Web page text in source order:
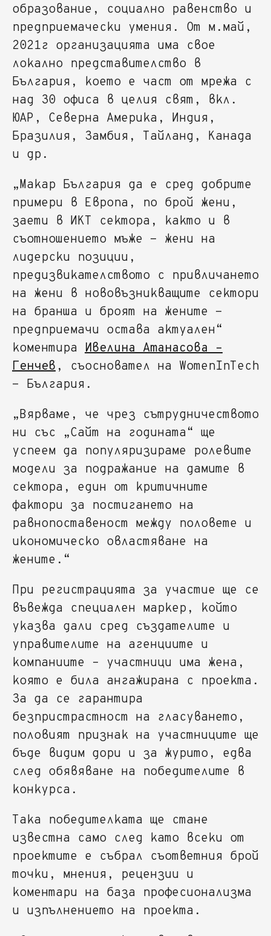
образование, социално равенство и
предприемачески умения. От м.май,
2021г организацията има свое
локално представителство в
България, което е част от мрежа с
над 30 офиса в целия свят, вкл.
ЮАР, Северна Америка, Индия,
Бразилия, Замбия, Тайланд, Канада
и др.
„Макар България да е сред добрите
примери в Европа, по брой жени,
заети в ИКТ сектора, както и в
съотношението мъже - жени на
лидерски позиции,
предизвикателството с привличането
на жени в нововъзникващите сектори
на бранша и броят на жените -
предприемачи остава актуален“
коментира Ивелина Атанасова –
Генчев, съосновател на WomenInTech
- България.
„Вярваме, че чрез сътрудничеството
ни със „Сайт на годината“ ще
успеем да популяризираме ролевите
модели за подражание на дамите в
сектора, един от критичните
фактори за постигането на
равнопоставеност между половете и
икономическо овластяване на
жените.“
При регистрацията за участие ще се
въвежда специален маркер, който
указва дали сред създателите и
управителите на агенциите и
компаниите – участници има жена,
която е била ангажирана с проекта.
За да се гарантира
безпристрастност на гласуването,
половият признак на участниците ще
бъде видим дори и за журито, едва
след обявяване на победителите в
конкурса.
Така победителката ще стане
известна само след като всеки от
проектите е събрал съответния брой
точки, мнения, рецензии и
коментари на база професионализма
и изпълнението на проекта.